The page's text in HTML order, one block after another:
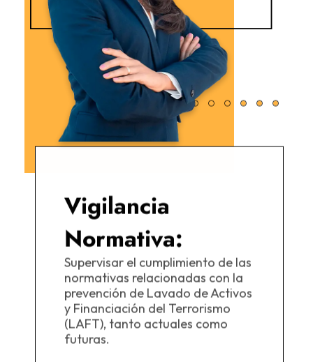
Vigilancia
Normativa:
Supervisar el cumplimiento de las
normativas relacionadas con la
prevención de Lavado de Activos
y Financiación del Terrorismo
(LAFT), tanto actuales como
futuras.